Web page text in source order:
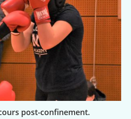
post-confinement.